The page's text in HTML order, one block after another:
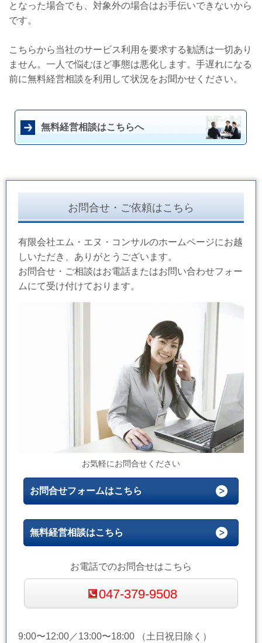
となった場合でも、対象外の場合はお手伝いできないから
です。
こちらから当社のサービス利用を要求する勧誘は一切あり
ません。一人で悩むほど事態は悪化します。手遅れになる
前に無料経営相談を利用して状況をお聞かせください。
無料経営相談はこちらへ
お問合せ・ご依頼はこちら
有限会社エム・エヌ・コンサルのホームページにお越
しいただき、ありがとうございます。
お問合せ・ご相談はお電話またはお問い合わせフォー
ムにて受け付けております。
お気軽にお問合せください
お問合せフォームはこちら
無料経営相談はこちら
お電話でのお問合せはこちら
047-379-9508
9:00〜12:00／13:00〜18:00 （土日祝日除く）